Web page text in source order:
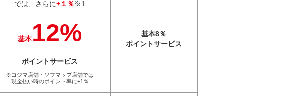
では、さらに+１％ ※1
基本12%
ポイントサービス
※コジマ店舗・ ソフマップ店舗では
現金払い時のポイント率に+1％
基本8％
ポイントサービス